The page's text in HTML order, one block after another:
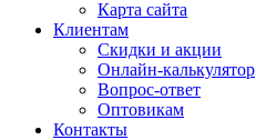
Карта сайта
Клиентам
Скидки и акции
Онлайн-калькулятор
Вопрос-ответ
Оптовикам
Контакты